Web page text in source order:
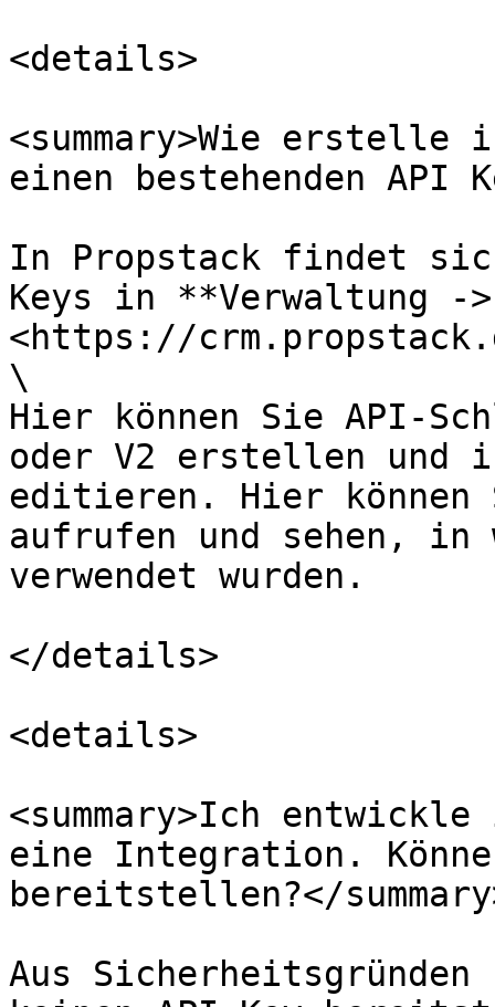
<details>
<summary>Wie
einen bestehenden API
In Propstack findet
Keys in **Verwaltung -
<https://
\
Hier können Sie API-
oder V2 erstellen und
editieren. Hier können
aufrufen und sehen, in
verwendet wurden.
</details>
<details>
<summary>Ich
eine Integration.
bereitstellen?</
Aus